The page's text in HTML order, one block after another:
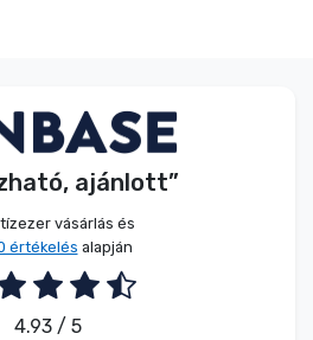
ajánlott”
vásárlás és
értékelés alapján
4.93 / 5